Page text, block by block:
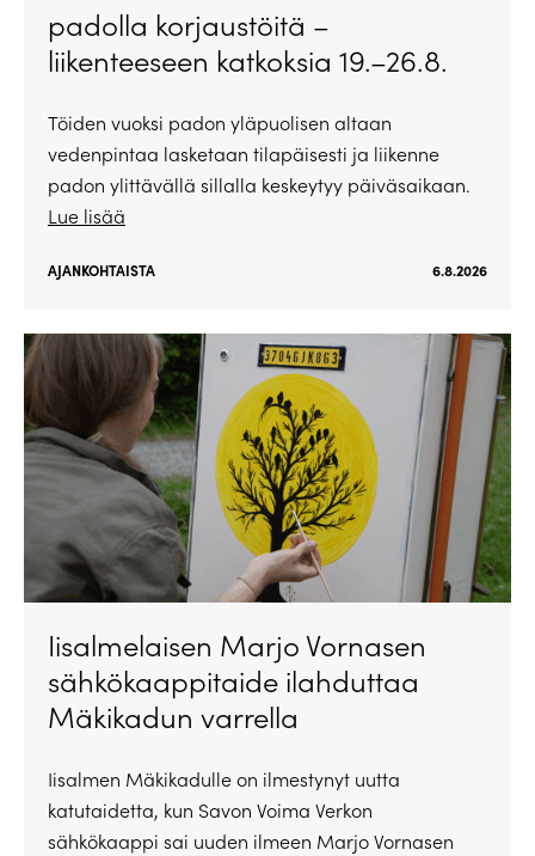
padolla korjaustöitä –
liikenteeseen katkoksia 19.–26.8.
Töiden vuoksi padon yläpuolisen altaan
vedenpintaa lasketaan tilapäisesti ja liikenne
padon ylittävällä sillalla keskeytyy päiväsaikaan.
Lue lisää
AJANKOHTAISTA 6.8.2026
Iisalmelaisen Marjo Vornasen
sähkökaappitaide ilahduttaa
Mäkikadun varrella
Iisalmen Mäkikadulle on ilmestynyt uutta
katutaidetta, kun Savon Voima Verkon
sähkökaappi sai uuden ilmeen Marjo Vornasen